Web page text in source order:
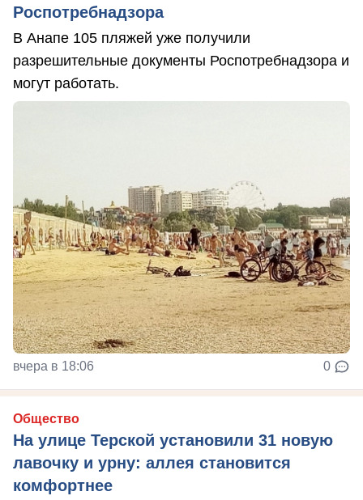
Роспотребнадзора
В Анапе 105 пляжей уже получили
разрешительные документы Роспотребнадзора и
могут работать.
вчера в 18:06 0
Общество
На улице Терской установили 31 новую
лавочку и урну: аллея становится
комфортнее